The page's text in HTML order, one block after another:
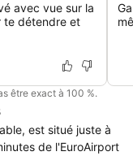
avec vue sur la
te détendre et
être exact à 100 %.
est situé juste à
de l'EuroAirport